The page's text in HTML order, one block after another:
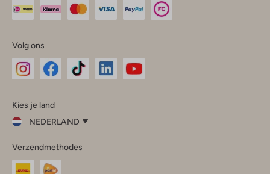
Volg ons
InstagramFacebook
Kies je land
NEDERLAND
je
land
Verzendmethodes